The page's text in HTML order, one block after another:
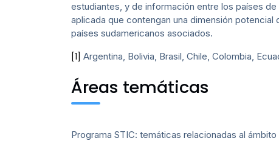
estudiantes, y de información entre los países
aplicada que contengan una dimensión
países sudamericanos asociados.
[1] Argentina, Bolivia, Brasil, Chile, Colombia,
Áreas temáticas
Programa STIC: temáticas relacionadas al